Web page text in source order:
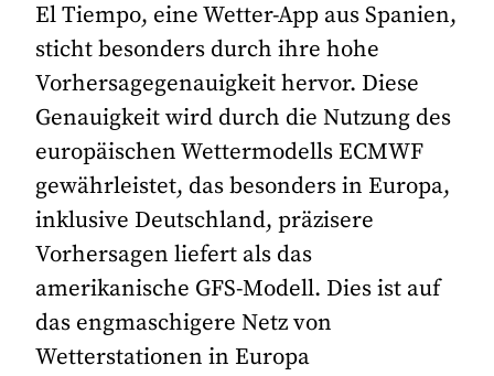
El Tiempo, eine Wetter-App aus Spanien,
sticht besonders durch ihre hohe
Vorhersagegenauigkeit hervor. Diese
Genauigkeit wird durch die Nutzung des
europäischen Wettermodells ECMWF
gewährleistet, das besonders in Europa,
inklusive Deutschland, präzisere
Vorhersagen liefert als das
amerikanische GFS-Modell. Dies ist auf
das engmaschigere Netz von
Wetterstationen in Europa